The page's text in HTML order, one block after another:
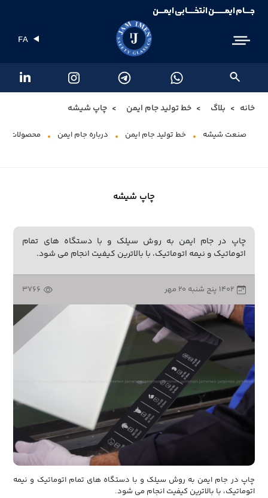
جـــام ایمــــــن انتخــــابی ایمـــن
FA
خانه بلاگ خط تولید جام ایمن چاپ شیشه
صنعت شیشه خط تولید جام ایمن درباره جام ایمن محصولات
چاپ شیشه
چاپ در جام ایمن به روش سیلک و با دستگاه های تمام
اتوماتیک و نیمه اتوماتیک، با بالاترین کیفیت انجام می شود.
۱۴۰۲ پنج شنبه ۲۰ مهر 3766
چاپ در جام ایمن به روش سیلک و با دستگاه های تمام اتوماتیک و نیمه
اتوماتیک، با بالاترین کیفیت انجام می شود.